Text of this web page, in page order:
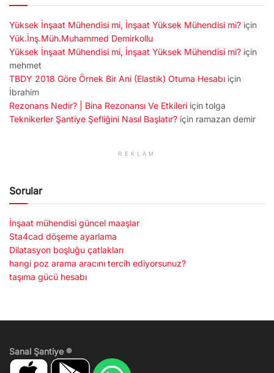
Yüksek İnşaat Mühendisi mi, İnşaat Yüksek Mühendisi mi? için
Yük.İnş.Müh.Muhammed Demirkollu
Yüksek İnşaat Mühendisi mi, İnşaat Yüksek Mühendisi mi? için
mehmet
TBDY 2018 Göre Örnek Bir Ani (Elastik) Otuma Hesabı için
İbrahim
Rezonans Nedir? | Bina Rezonansı Ve Etkileri için tolga
Teknikerler Şantiye Şefliğini Nasıl Başlatır? için ramazan demir
REKLAM
Sorular
İnşaat mühendisi güncel maaşlar
Sta4cad döşeme ayarlama
Dilatasyon boşluğu çatlakları
hangi poz arama aracını tercih ediyorsunuz?
taşıma gücü hesabı
Sanal Şantiye ®